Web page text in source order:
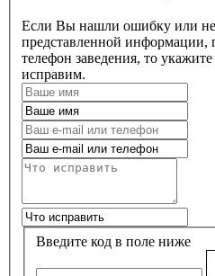
Если Вы нашли ошибку или
представленной информации,
телефон заведения, то
исправим.
Введите код в поле ниже